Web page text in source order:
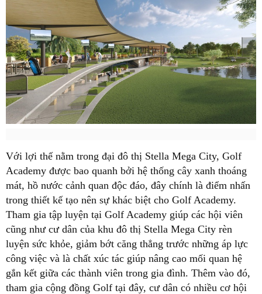
Với lợi thế nằm trong đại đô thị Stella Mega City, Golf
Academy được bao quanh bởi hệ thống cây xanh thoáng
mát, hồ nước cảnh quan độc đáo, đây chính là điểm nhấn
trong thiết kế tạo nên sự khác biệt cho Golf Academy.
Tham gia tập luyện tại Golf Academy giúp các hội viên
cũng như cư dân của khu đô thị Stella Mega City rèn
luyện sức khỏe, giảm bớt căng thẳng trước những áp lực
công việc và là chất xúc tác giúp nâng cao mối quan hệ
gắn kết giữa các thành viên trong gia đình. Thêm vào đó,
tham gia cộng đồng Golf tại đây, cư dân có nhiều cơ hội